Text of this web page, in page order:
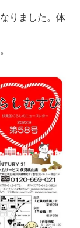
りました。体